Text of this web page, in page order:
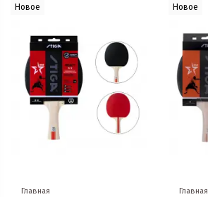
Новое
Главная
Новое
Главная